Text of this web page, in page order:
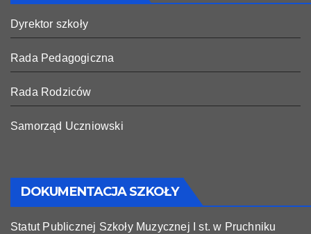
Dyrektor szkoły
Rada Pedagogiczna
Rada Rodziców
Samorząd Uczniowski
DOKUMENTACJA SZKOŁY
Statut Publicznej Szkoły Muzycznej I st. w Pruchniku